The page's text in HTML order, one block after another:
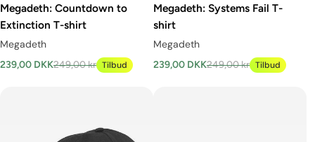
Megadeth: Countdown to
Extinction T-shirt
Megadeth
239,00 DKK249,00 kr Tilbud
Megadeth: Systems Fail T-
shirt
Megadeth
239,00 DKK249,00 kr Tilbud